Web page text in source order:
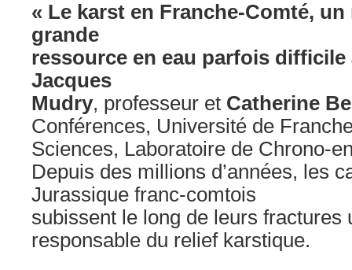
« Le karst en Franche-Comté,
grande
ressource en eau parfois difficile
Jacques
Mudry, professeur et Catherine
Conférences, Université de
Sciences, Laboratoire de Chrono-
Depuis des millions d’années, les
Jurassique franc-comtois
subissent le long de leurs fractures
responsable du relief karstique.